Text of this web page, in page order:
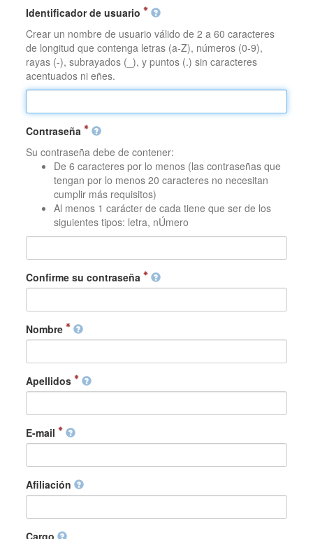
Identificador de usuario
Crear un nombre de usuario válido de 2 a 60 caracteres
de longitud que contenga letras (a-Z), números (0-9),
rayas (-), subrayados (_), y puntos (.) sin caracteres
acentuados ni eñes.
Contraseña
Su contraseña debe de contener:
De 6 caracteres por lo menos (las contraseñas que
tengan por lo menos 20 caracteres no necesitan
cumplir más requisitos)
Al menos 1 carácter de cada tiene que ser de los
siguientes tipos: letra, nÚmero
Confirme su contraseña
Nombre
Apellidos
E-mail
Afiliación
Cargo